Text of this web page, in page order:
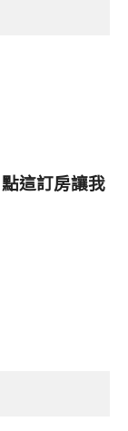
點這訂房讓我